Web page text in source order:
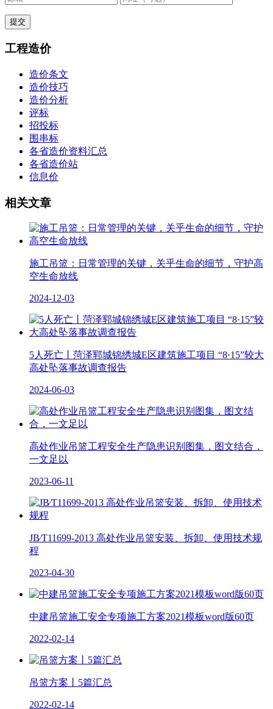
工程造价
造价条文
造价技巧
造价分析
评标
招投标
围串标
各省造价资料汇总
各省造价站
信息价
相关文章
施工吊篮：日常管理的关键，关乎生命的细节，守护高
空生命放线
2024-12-03
5人死亡丨菏泽郓城锦绣城E区建筑施工项目 “8·15”较大
高处坠落事故调查报告
2024-06-03
高处作业吊篮工程安全生产隐患识别图集，图文结合，
一文足以
2023-06-11
JB∕T11699-2013 高处作业吊篮安装、拆卸、使用技术规
程
2023-04-30
中建吊篮施工安全专项施工方案2021模板word版60页
2022-02-14
吊篮方案丨5篇汇总
2022-02-14